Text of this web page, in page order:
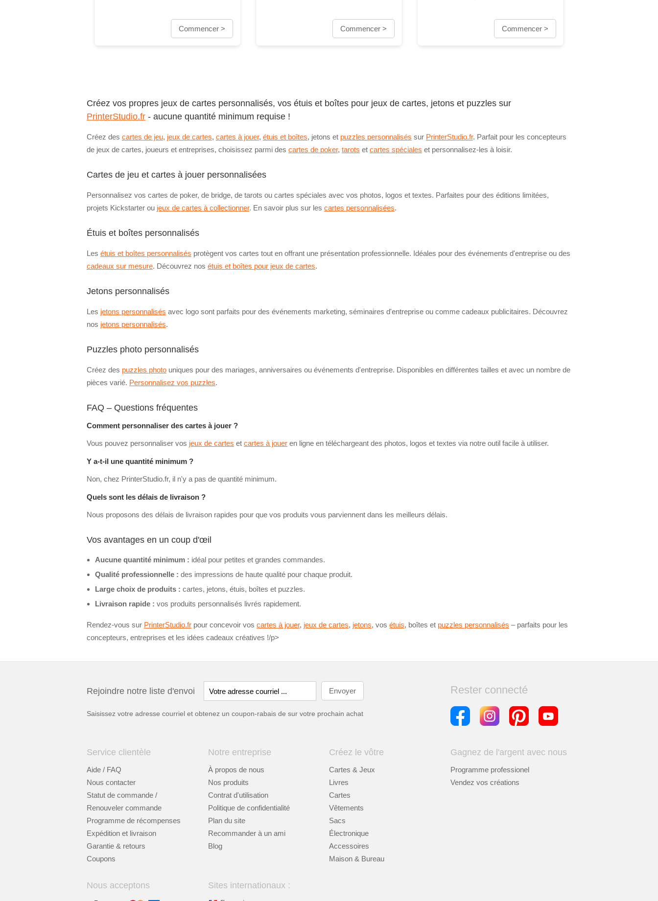
Commencer > Commencer > Commencer >
Créez vos propres jeux de cartes personnalisés, vos étuis et boîtes pour jeux de cartes, jetons et puzzles sur
PrinterStudio.fr - aucune quantité minimum requise !
Créez des cartes de jeu, jeux de cartes, cartes à jouer, étuis et boîtes, jetons et puzzles personnalisés sur PrinterStudio.fr. Parfait pour les concepteurs
de jeux de cartes, joueurs et entreprises, choisissez parmi des cartes de poker, tarots et cartes spéciales et personnalisez-les à loisir.
Cartes de jeu et cartes à jouer personnalisées
Personnalisez vos cartes de poker, de bridge, de tarots ou cartes spéciales avec vos photos, logos et textes. Parfaites pour des éditions limitées,
projets Kickstarter ou jeux de cartes à collectionner. En savoir plus sur les cartes personnalisées.
Étuis et boîtes personnalisés
Les étuis et boîtes personnalisés protègent vos cartes tout en offrant une présentation professionnelle. Idéales pour des événements d'entreprise ou des
cadeaux sur mesure. Découvrez nos étuis et boîtes pour jeux de cartes.
Jetons personnalisés
Les jetons personnalisés avec logo sont parfaits pour des événements marketing, séminaires d'entreprise ou comme cadeaux publicitaires. Découvrez
nos jetons personnalisés.
Puzzles photo personnalisés
Créez des puzzles photo uniques pour des mariages, anniversaires ou événements d'entreprise. Disponibles en différentes tailles et avec un nombre de
pièces varié. Personnalisez vos puzzles.
FAQ – Questions fréquentes
Comment personnaliser des cartes à jouer ?
Vous pouvez personnaliser vos jeux de cartes et cartes à jouer en ligne en téléchargeant des photos, logos et textes via notre outil facile à utiliser.
Y a-t-il une quantité minimum ?
Non, chez PrinterStudio.fr, il n'y a pas de quantité minimum.
Quels sont les délais de livraison ?
Nous proposons des délais de livraison rapides pour que vos produits vous parviennent dans les meilleurs délais.
Vos avantages en un coup d'œil
Aucune quantité minimum : idéal pour petites et grandes commandes.
Qualité professionnelle : des impressions de haute qualité pour chaque produit.
Large choix de produits : cartes, jetons, étuis, boîtes et puzzles.
Livraison rapide : vos produits personnalisés livrés rapidement.
Rendez-vous sur PrinterStudio.fr pour concevoir vos cartes à jouer, jeux de cartes, jetons, vos étuis, boîtes et puzzles personnalisés – parfaits pour les
concepteurs, entreprises et les idées cadeaux créatives !/p>
Rejoindre notre liste d'envoi
Saisissez votre adresse courriel et obtenez un coupon-rabais de sur votre prochain achat
Rester connecté
Service clientèle
Aide / FAQ
Nous contacter
Statut de commande /
Renouveler commande
Programme de récompenses
Expédition et livraison
Garantie & retours
Coupons
Notre entreprise
À propos de nous
Nos produits
Contrat d'utilisation
Politique de confidentialité
Plan du site
Recommander à un ami
Blog
Créez le vôtre
Cartes & Jeux
Livres
Cartes
Vêtements
Sacs
Électronique
Accessoires
Maison & Bureau
Gagnez de l'argent avec nous
Programme professionel
Vendez vos créations
Nous acceptons Sites internationaux :